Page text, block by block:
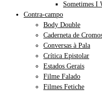
Sometimes I
Contra-campo
Body Double
Caderneta de
Conversas à Pala
Crítica Epistolar
Estados Gerais
Filme Falado
Filmes Fetiche